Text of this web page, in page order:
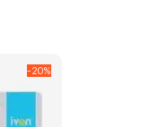
-20%